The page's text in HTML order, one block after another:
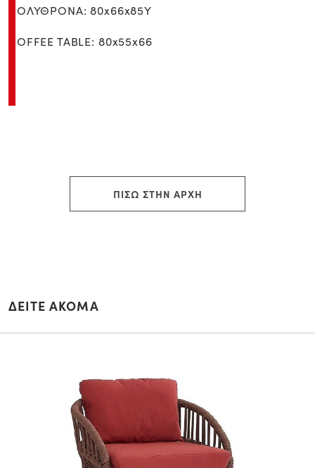
ΠΟΛΥΘΡΟΝΑ: 80x66x85Υ
COFFEE TABLE: 80x55x66
ΠΙΣΩ ΣΤΗΝ ΑΡΧΗ
ΔΕΙΤΕ ΑΚΟΜΑ